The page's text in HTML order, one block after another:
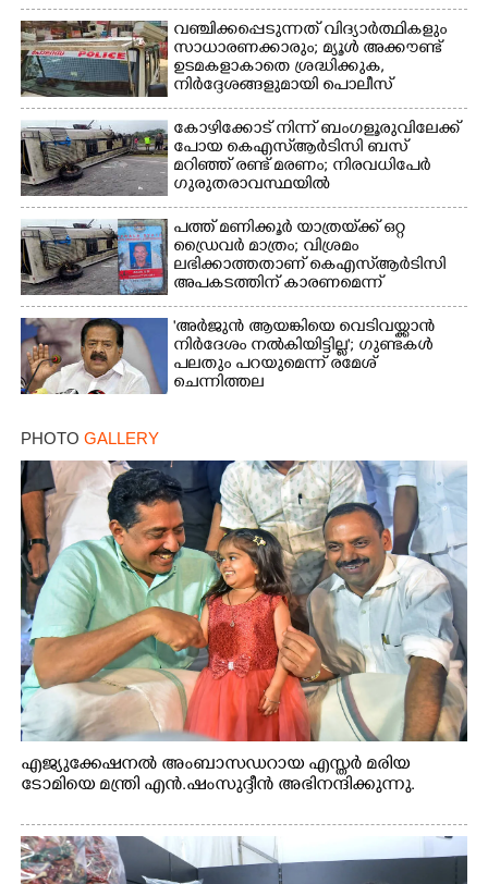
വഞ്ചിക്കപ്പെടുന്നത് വിദ്യാർത്ഥികളും
സാധാരണക്കാരും; മ്യൂൾ അക്കൗണ്ട്
ഉടമകളാകാതെ ശ്രദ്ധിക്കുക,
നിർദ്ദേശങ്ങളുമായി പൊലീസ്
കോഴിക്കോട് നിന്ന് ബംഗളൂരുവിലേക്ക്
പോയ കെഎസ്‌ആർടിസി ബസ്
മറിഞ്ഞ് രണ്ട് മരണം; നിരവധിപേർ
ഗുരുതരാവസ്ഥയിൽ
പത്ത് മണിക്കൂർ യാത്രയ്‌ക്ക് ഒറ്റ
ഡ്രൈവർ മാത്രം; വിശ്രമം
ലഭിക്കാത്തതാണ് കെഎസ്‌ആർടിസി
അപകടത്തിന് കാരണമെന്ന്
വിമർശനം
'അർജുൻ ആയങ്കിയെ വെടിവയ്ക്കാൻ
നിർദേശം നൽകിയിട്ടില്ല'; ഗുണ്ടകൾ
പലതും പറയുമെന്ന് രമേശ്
ചെന്നിത്തല
PHOTO GALLERY
എജ്യുക്കേഷനൽ അംബാസഡറായ എസ്തർ മരിയ
ടോമിയെ മന്ത്രി എൻ.ഷംസുദ്ദീൻ അഭിനന്ദിക്കുന്നു.